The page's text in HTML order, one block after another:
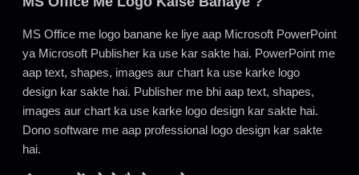
MS Office me logo banane ke liye aap Microsoft PowerPoint
ya Microsoft Publisher ka use kar sakte hai. PowerPoint me
aap text, shapes, images aur chart ka use karke logo
design kar sakte hai. Publisher me bhi aap text, shapes,
images aur chart ka use karke logo design kar sakte hai.
Dono software me aap professional logo design kar sakte
hai.